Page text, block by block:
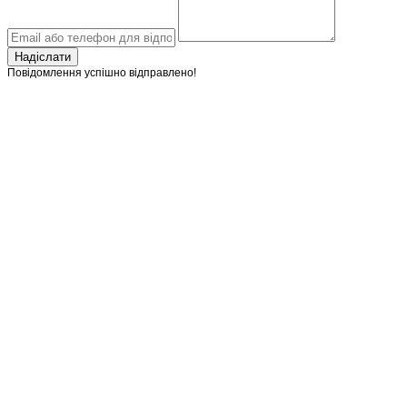
Надіслати
Повідомлення успішно відправлено!